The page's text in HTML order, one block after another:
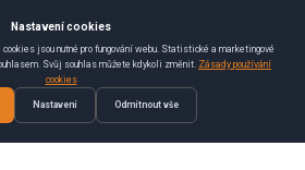
Všechna práva vyhrazena.
& Weby
Nastavení cookies
jsou nutné pro fungování webu. Statistické a marketingové
Svůj souhlas můžete kdykoli změnit. Zásady používání
cookies
Nastavení Odmítnout vše